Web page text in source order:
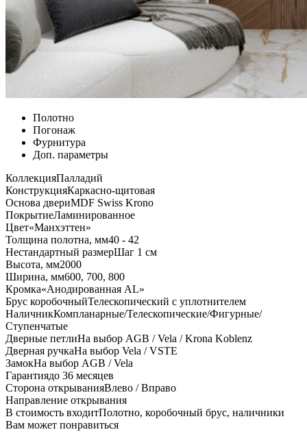
Полотно
Погонаж
Фурнитура
Доп. параметры
КоллекцияПалладий
КонструкцияКаркасно-щитовая
Основа двериMDF Swiss Krono
ПокрытиеЛаминированное
Цвет«Манхэттен»
Толщина полотна, мм40 - 42
Нестандартный размерШаг 1 см
Высота, мм2000
Ширина, мм600, 700, 800
Кромка«Анодированная AL»
Брус коробочныйТелескопический с уплотнителем
НаличникКомпланарные/Телескопические/Фигурные/
Ступенчатые
Дверные петлиНа выбор AGB / Vela / Krona Koblenz
Дверная ручкаНа выбор Vela / VSTE
ЗамокНа выбор AGB / Vela
Гарантиядо 36 месяцев
Сторона открыванияВлево / Вправо
Направление открывания
В стоимость входитПолотно, коробочный брус, наличники
Вам может понравиться